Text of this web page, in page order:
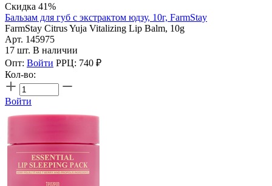
Скидка 41%
Бальзам для губ с экстрактом юдзу, 10г, FarmStay
FarmStay Citrus Yuja Vitalizing Lip Balm, 10g
Арт. 145975
17 шт. В наличии
Опт: Войти РРЦ: 740 ₽
Кол-во:
Войти